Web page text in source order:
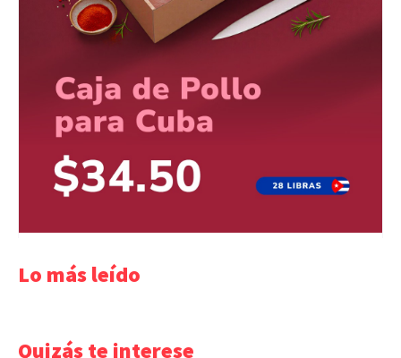
Lo más leído
Quizás te interese